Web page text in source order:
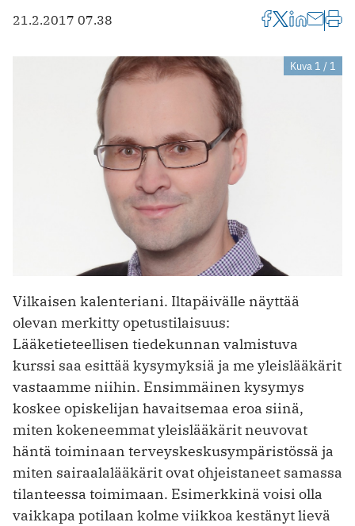
21.2.2017 07.38
Kuva 1 / 1
Vilkaisen kalenteriani. Iltapäivälle näyttää
olevan merkitty opetustilaisuus:
Lääketieteellisen tiedekunnan valmistuva
kurssi saa esittää kysymyksiä ja me yleislääkärit
vastaamme niihin. Ensimmäinen kysymys
koskee opiskelijan havaitsemaa eroa siinä,
miten kokeneemmat yleislääkärit neuvovat
häntä toiminaan terveyskeskusympäristössä ja
miten sairaalalääkärit ovat ohjeistaneet samassa
tilanteessa toimimaan. Esimerkkinä voisi olla
vaikkapa potilaan kolme viikkoa kestänyt lievä